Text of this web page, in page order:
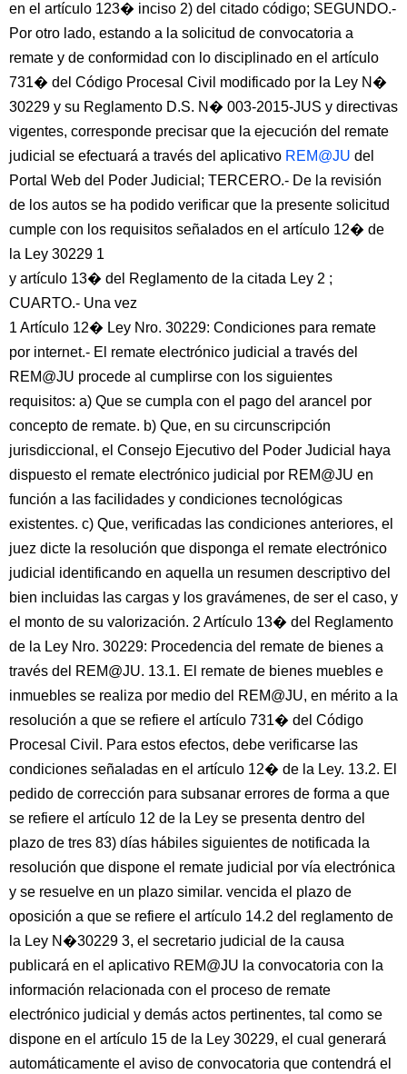
en el artículo 123� inciso 2) del citado código; SEGUNDO.-
Por otro lado, estando a la solicitud de convocatoria a
remate y de conformidad con lo disciplinado en el artículo
731� del Código Procesal Civil modificado por la Ley N�
30229 y su Reglamento D.S. N� 003-2015-JUS y directivas
vigentes, corresponde precisar que la ejecución del remate
judicial se efectuará a través del aplicativo REM@JU del
Portal Web del Poder Judicial; TERCERO.- De la revisión
de los autos se ha podido verificar que la presente solicitud
cumple con los requisitos señalados en el artículo 12� de
la Ley 30229 1
y artículo 13� del Reglamento de la citada Ley 2 ;
CUARTO.- Una vez
1 Artículo 12� Ley Nro. 30229: Condiciones para remate
por internet.- El remate electrónico judicial a través del
REM@JU procede al cumplirse con los siguientes
requisitos: a) Que se cumpla con el pago del arancel por
concepto de remate. b) Que, en su circunscripción
jurisdiccional, el Consejo Ejecutivo del Poder Judicial haya
dispuesto el remate electrónico judicial por REM@JU en
función a las facilidades y condiciones tecnológicas
existentes. c) Que, verificadas las condiciones anteriores, el
juez dicte la resolución que disponga el remate electrónico
judicial identificando en aquella un resumen descriptivo del
bien incluidas las cargas y los gravámenes, de ser el caso, y
el monto de su valorización. 2 Artículo 13� del Reglamento
de la Ley Nro. 30229: Procedencia del remate de bienes a
través del REM@JU. 13.1. El remate de bienes muebles e
inmuebles se realiza por medio del REM@JU, en mérito a la
resolución a que se refiere el artículo 731� del Código
Procesal Civil. Para estos efectos, debe verificarse las
condiciones señaladas en el artículo 12� de la Ley. 13.2. El
pedido de corrección para subsanar errores de forma a que
se refiere el artículo 12 de la Ley se presenta dentro del
plazo de tres 83) días hábiles siguientes de notificada la
resolución que dispone el remate judicial por vía electrónica
y se resuelve en un plazo similar. vencida el plazo de
oposición a que se refiere el artículo 14.2 del reglamento de
la Ley N�30229 3, el secretario judicial de la causa
publicará en el aplicativo REM@JU la convocatoria con la
información relacionada con el proceso de remate
electrónico judicial y demás actos pertinentes, tal como se
dispone en el artículo 15 de la Ley 30229, el cual generará
automáticamente el aviso de convocatoria que contendrá el